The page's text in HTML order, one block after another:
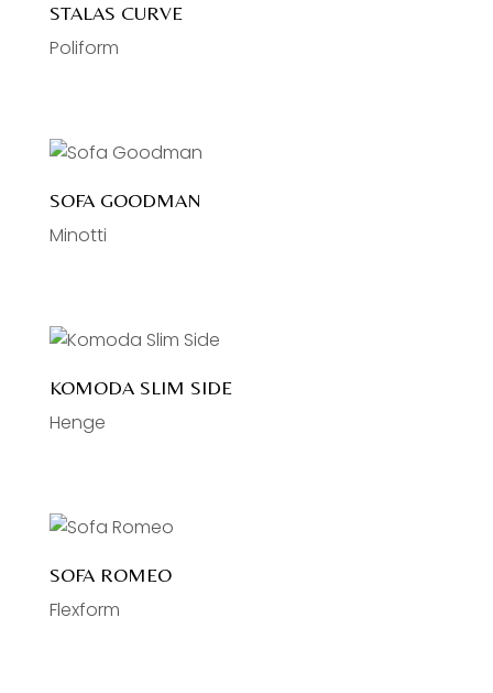
STALAS CURVE
Poliform
SOFA GOODMAN
Minotti
KOMODA SLIM SIDE
Henge
SOFA ROMEO
Flexform